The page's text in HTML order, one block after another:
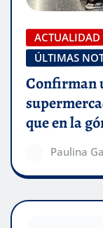
ACTUALIDAD
ÚLTIMAS
Confirman
que en la
Paulina